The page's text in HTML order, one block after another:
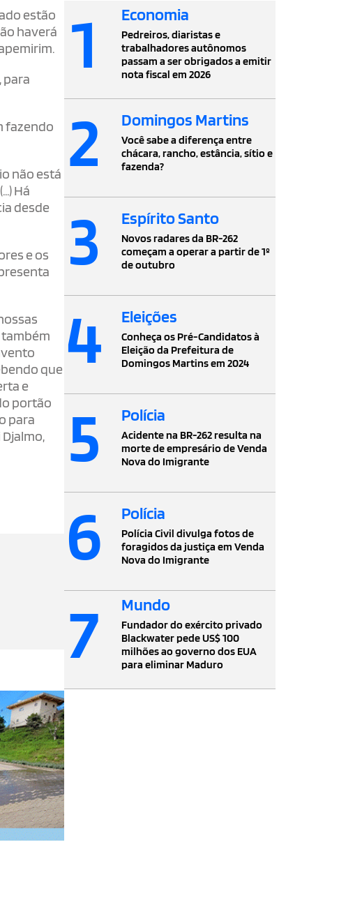
estão
haverá
para
fazendo
não está
Há
desde
e os
que
e
portão
para
1 Economia
Pedreiros, diaristas e
trabalhadores autônomos
passam a ser obrigados a emitir
nota fiscal em 2026
2 Domingos Martins
Você sabe a diferença entre
chácara, rancho, estância, sítio e
fazenda?
3 Espírito Santo
Novos radares da BR-262
começam a operar a partir de 1º
de outubro
4 Eleições
Conheça os Pré-Candidatos à
Eleição da Prefeitura de
Domingos Martins em 2024
5 Polícia
Acidente na BR-262 resulta na
morte de empresário de Venda
Nova do Imigrante
6 Polícia
Polícia Civil divulga fotos de
foragidos da justiça em Venda
Nova do Imigrante
7 Mundo
Fundador do exército privado
Blackwater pede US$ 100
milhões ao governo dos EUA
para eliminar Maduro